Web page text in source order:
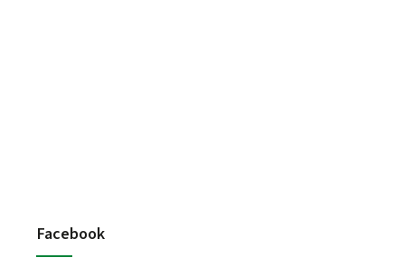
Facebook